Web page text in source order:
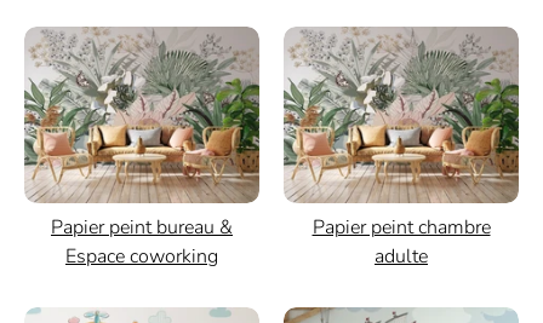
Papier peint bureau &
Espace coworking
Papier peint chambre
adulte